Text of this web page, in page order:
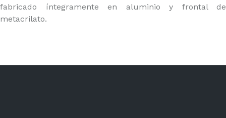
fabricado íntegramente en aluminio y frontal de
metacrilato.